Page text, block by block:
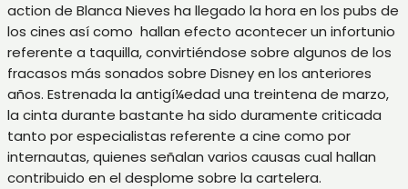
action de Blanca Nieves ha llegado la hora en los pubs de
los cines así­ como hallan efecto acontecer un infortunio
referente a taquilla, convirtiéndose sobre algunos de los
fracasos más sonados sobre Disney en los anteriores
años. Estrenada la antigí¼edad una treintena de marzo,
la cinta durante bastante ha sido duramente criticada
tanto por especialistas referente a cine como por
internautas, quienes señalan varios causas cual hallan
contribuido en el desplome sobre la cartelera.